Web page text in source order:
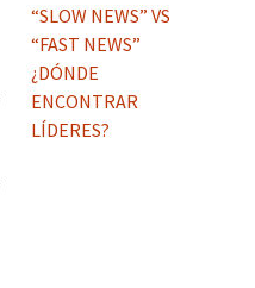
“SLOW NEWS” VS
“FAST NEWS”
¿DÓNDE
ENCONTRAR
LÍDERES?